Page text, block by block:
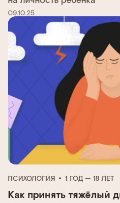
09.10.25
ПСИХОЛОГИЯ 1 ГОД — 18 ЛЕТ
Как принять тяжёлый